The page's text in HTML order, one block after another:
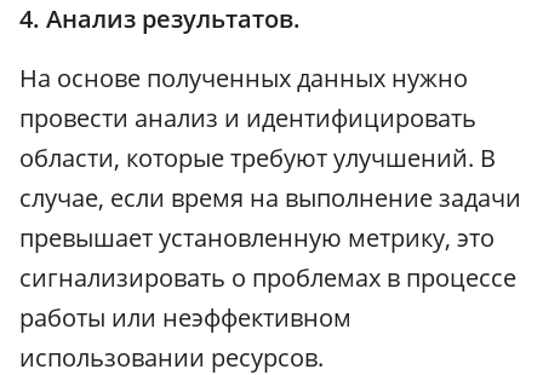
4. Анализ результатов.
На основе полученных данных нужно
провести анализ и идентифицировать
области, которые требуют улучшений. В
случае, если время на выполнение задачи
превышает установленную метрику, это
сигнализировать о проблемах в процессе
работы или неэффективном
использовании ресурсов.